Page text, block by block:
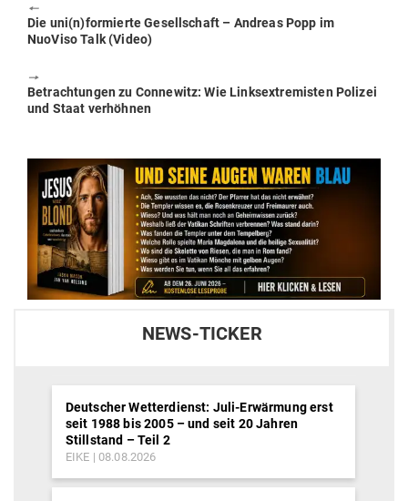
🠔
Previous
post:
Die uni(n)formierte Gesell­schaft – Andreas Popp im
NuoViso Talk (Video)
🠖
Next
post:
Betrach­tungen zu Con­newitz: Wie Links­extre­misten Polizei
und Staat verhöhnen
NEWS-TICKER
Deutscher Wetterdienst: Juli-Erwärmung erst
seit 1988 bis 2005 – und seit 20 Jahren
Stillstand – Teil 2
EIKE 08.08.2026